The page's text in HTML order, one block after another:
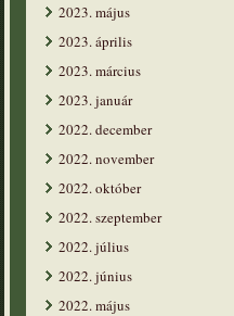
2023. május
2023. április
2023. március
2023. január
2022. december
2022. november
2022. október
2022. szeptember
2022. július
2022. június
2022. május